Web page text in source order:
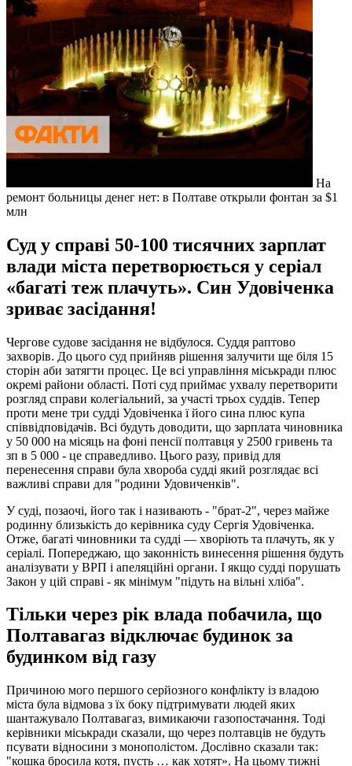
На
ремонт больницы денег нет: в Полтаве открыли фонтан за $1
млн
Суд у справі 50-100 тисячних зарплат
влади міста перетворюється у серіал
«багаті теж плачуть». Син Удовіченка
зриває засідання!
Чергове судове засідання не відбулося. Суддя раптово
захворів. До цього суд прийняв рішення залучити ще біля 15
сторін аби затягти процес. Це всі управління міськради плюс
окремі райони області. Поті суд приймає ухвалу перетворити
розгляд справи колегіальний, за участі трьох суддів. Тепер
проти мене три судді Удовіченка ї його сина плюс купа
співвідповідачів. Всі будуть доводити, що зарплата чиновника
у 50 000 на місяць на фоні пенсії полтавця у 2500 гривень та
зп в 5 000 - це справедливо. Цього разу, привід для
перенесення справи була хвороба судді який розглядає всі
важливі справи для "родини Удовиченків".
У суді, позаочі, його так і називають - "брат-2", через майже
родинну близькість до керівника суду Сергія Удовіченка.
Отже, багаті чиновники та судді — хворіють та плачуть, як у
серіалі. Попереджаю, що законність винесення рішення будуть
аналізувати у ВРП і апеляційні органи. І якщо судді порушать
Закон у цій справі - як мінімум "підуть на вільні хліба".
Тільки через рік влада побачила, що
Полтавагаз відключає будинок за
будинком від газу
Причиною мого першого серйозного конфлікту із владою
міста була відмова з їх боку підтримувати людей яких
шантажувало Полтавагаз, вимикаючи газопостачання. Тоді
керівники міськради сказали, що через полтавців не будуть
псувати відносини з монополістом. Дослівно сказали так:
"кошка бросила котя, пусть … как хотят». На цьому тижні